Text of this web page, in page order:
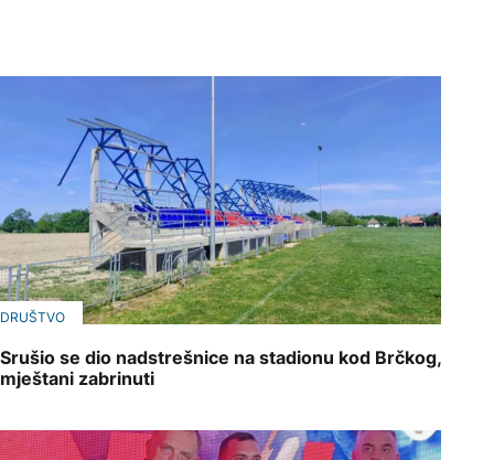
DRUŠTVO
Srušio se dio nadstrešnice na stadionu kod Brčkog,
mještani zabrinuti